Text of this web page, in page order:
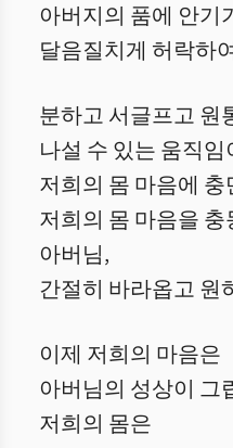
아버지의 품에 안기
달음질치게 허락하
분하고 서글프고 원
나설 수 있는 움직임
저희의 몸 마음에
저희의 몸 마음을
아버님,
간절히 바라옵고 원
이제 저희의 마음은
아버님의 성상이 그
저희의 몸은